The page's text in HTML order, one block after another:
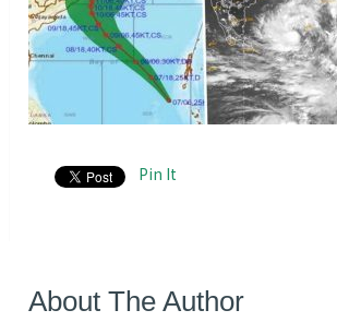
Pin It
About The Author